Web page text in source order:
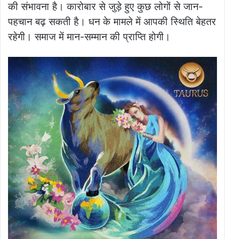
की संभावना है। कारोबार से जुड़े हुए कुछ लोगों से जान-
पहचान बढ़ सकती है। धन के मामले में आपकी स्थिति बेहतर
रहेगी। समाज में मान-सम्मान की प्राप्ति होगी।